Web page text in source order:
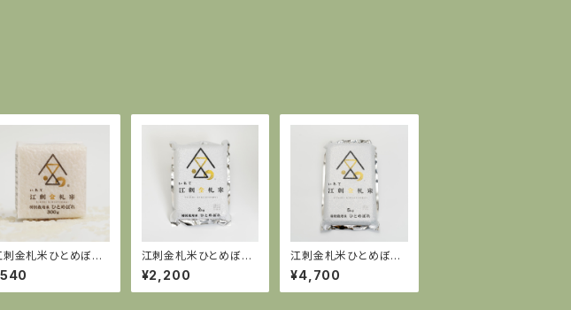
刺金札米ひとめぼ
300g
江刺金札米ひとめぼ
れ 2kg
¥2,200
江刺金札米ひとめぼ
れ 5kg
¥4,700